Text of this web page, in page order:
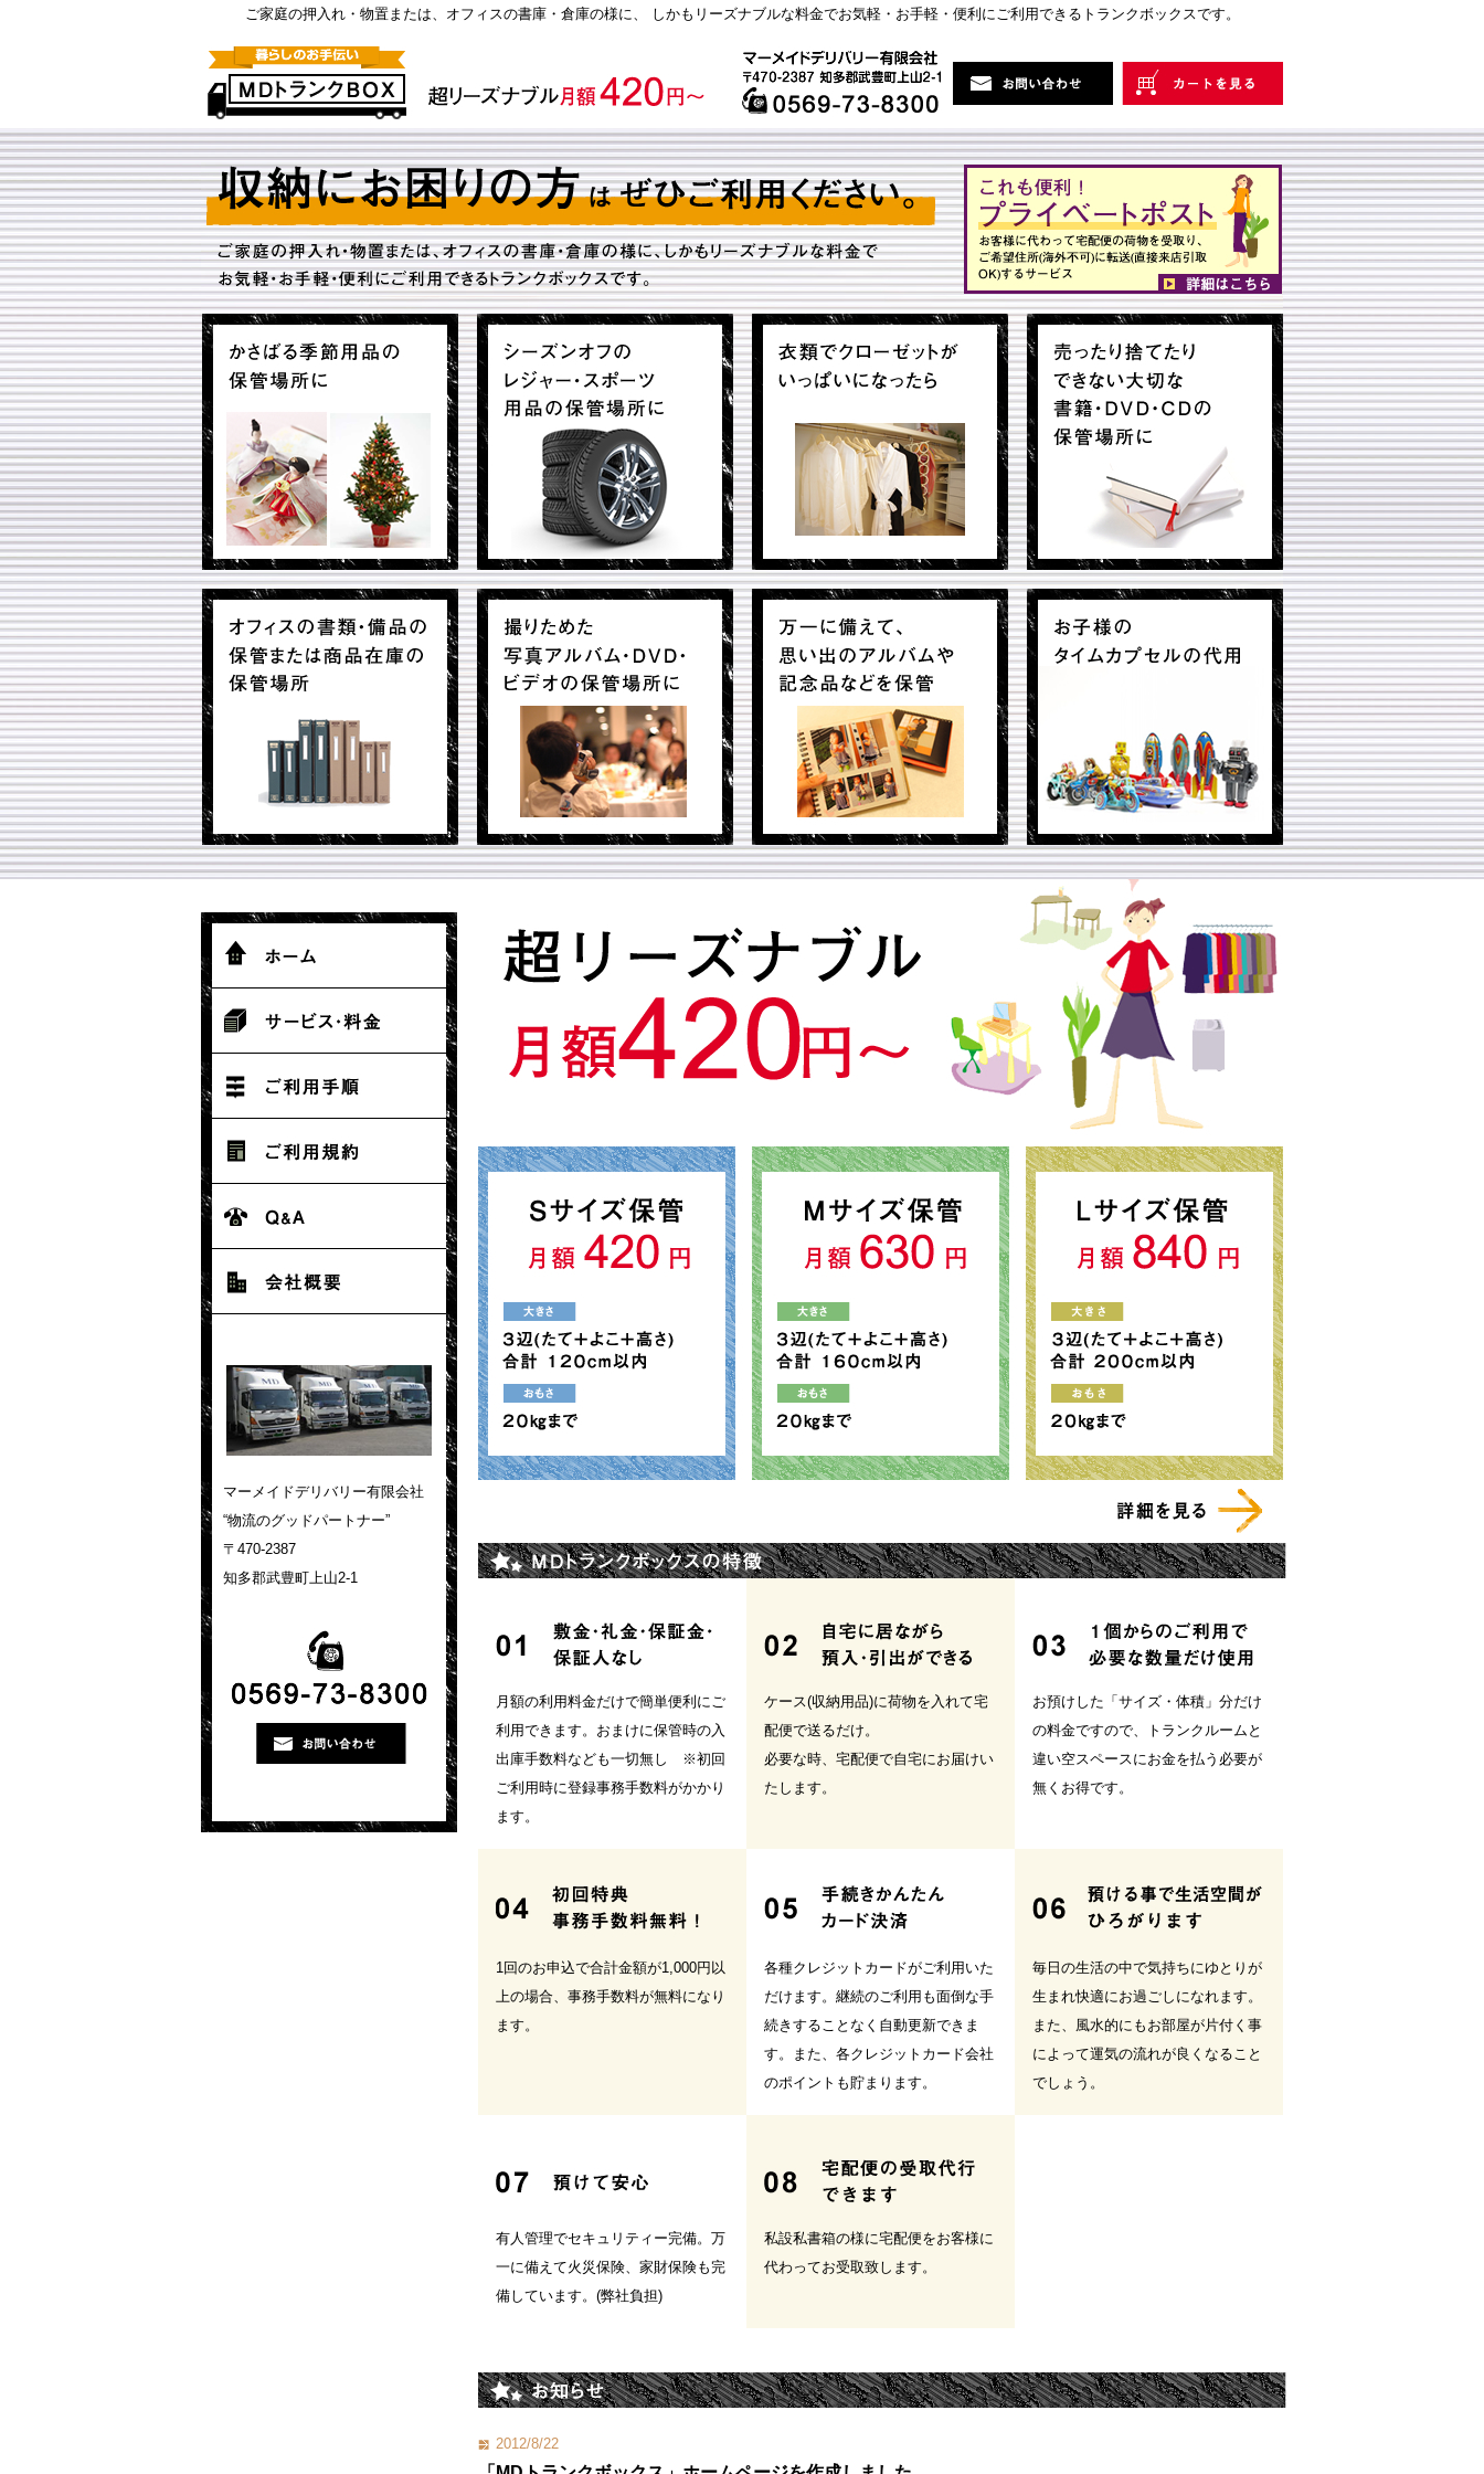
ご家庭の押入れ・物置または、オフィスの書庫・倉庫の様に、 しかもリーズナブルな料金でお気軽・お手軽・便利にご利用できるトランクボックスです。
マーメイドデリバリー有限会社
“物流のグッドパートナー”
〒470-2387
知多郡武豊町上山2-1
月額の利用料金だけで簡単便利にご
利用できます。おまけに保管時の入
出庫手数料なども一切無し ※初回
ご利用時に登録事務手数料がかかり
ます。
ケース(収納用品)に荷物を入れて宅
配便で送るだけ。
必要な時、宅配便で自宅にお届けい
たします。
お預けした「サイズ・体積」分だけ
の料金ですので、トランクルームと
違い空スペースにお金を払う必要が
無くお得です。
1回のお申込で合計金額が1,000円以
上の場合、事務手数料が無料になり
ます。
各種クレジットカードがご利用いた
だけます。継続のご利用も面倒な手
続きすることなく自動更新できま
す。また、各クレジットカード会社
のポイントも貯まります。
毎日の生活の中で気持ちにゆとりが
生まれ快適にお過ごしになれます。
また、風水的にもお部屋が片付く事
によって運気の流れが良くなること
でしょう。
有人管理でセキュリティー完備。万
一に備えて火災保険、家財保険も完
備しています。(弊社負担)
私設私書箱の様に宅配便をお客様に
代わってお受取致します。
2012/8/22